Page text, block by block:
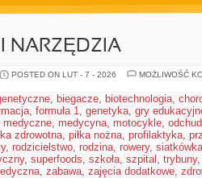
NARZĘDZIA
POSTED ON LUT - 7 - 2026
MOŻLIWOŚĆ
, biegacze, biotechnologia,
, formuła 1, genetyka, gry
medyczne, medycyna, motocykle,
zdrowotna, piłka nożna, profilaktyka,
, rodzicielstwo, rodzina, rowery, siatkówka
, superfoods, szkoła, szpital , trybuny
, zabawa, zajęcia dodatkowe,